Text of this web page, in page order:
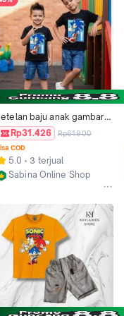
baju anak gambar
terbaru untuk usia 1-
thn celana sablon jin
d'nim
Rp31.426 Rp61.900
COD
5.0
3 terjual
Sabina Online Shop